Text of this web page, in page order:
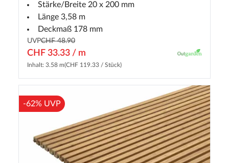
Stärke/Breite 20 x 200 mm
Länge 3,58 m
Deckmaß 178 mm
UVPCHF 48.90
CHF 33.33 / m
Inhalt: 3.58 m(CHF 119.33 / Stück)
-62% UVP